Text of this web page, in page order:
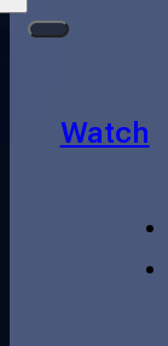
Watch